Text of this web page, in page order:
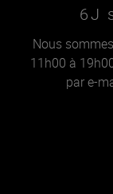
6J
Nous
11h00 à
par e-